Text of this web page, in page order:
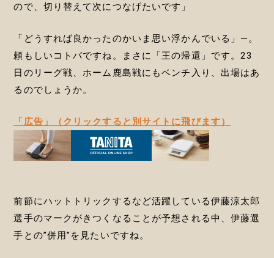
ので、切り替えて次につなげたいです」
「どうすれば良かったのかいま思い浮かんでいる」―。
頼もしいコトバですね。まさに「王の帰還」です。23
日のリーグ戦、ホーム鹿島戦にもベンチ入り、出場はあ
るのでしょうか。
「広告」（クリックすると別サイトに飛びます）
前節にハットトリックするなど活躍している伊藤涼太郎
選手のマークがきつくなることが予想される中、伊藤選
手との”併用”を見たいですね。